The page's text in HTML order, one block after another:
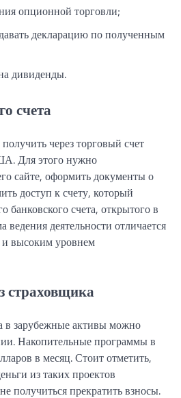
опционной торговли;
декларацию по полученным
дивиденды.
счета
через торговый счет
Для этого нужно
сайте, оформить документы о
доступ к счету, который
банковского счета, открытого в
ведения деятельности отличается
высоким уровнем
страховщика
в зарубежные активы можно
Накопительные программы в
в месяц. Стоит отметить,
из таких проектов
получиться прекратить взносы.